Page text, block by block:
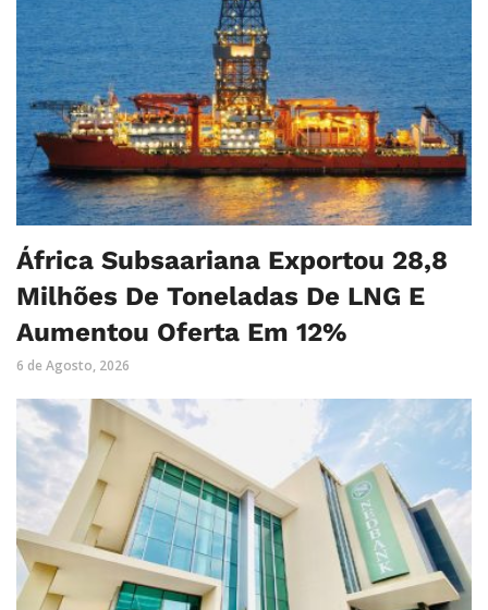
África Subsaariana Exportou 28,8
Milhões De Toneladas De LNG E
Aumentou Oferta Em 12%
6 de Agosto, 2026